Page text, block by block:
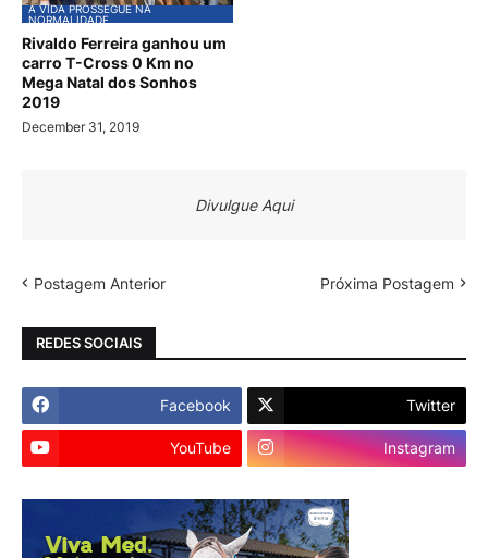
A VIDA PROSSEGUE NA
NORMALIDADE
Rivaldo Ferreira ganhou um
carro T-Cross 0 Km no
Mega Natal dos Sonhos
2019
December 31, 2019
Divulgue Aqui
Postagem Anterior Próxima Postagem
REDES SOCIAIS
Facebook Twitter
YouTube Instagram